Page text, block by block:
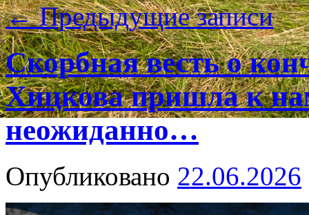
←Предыдущие записи
Скорбная весть о
Хицкова пришла к
неожиданно…
Опубликовано 22.06.2026